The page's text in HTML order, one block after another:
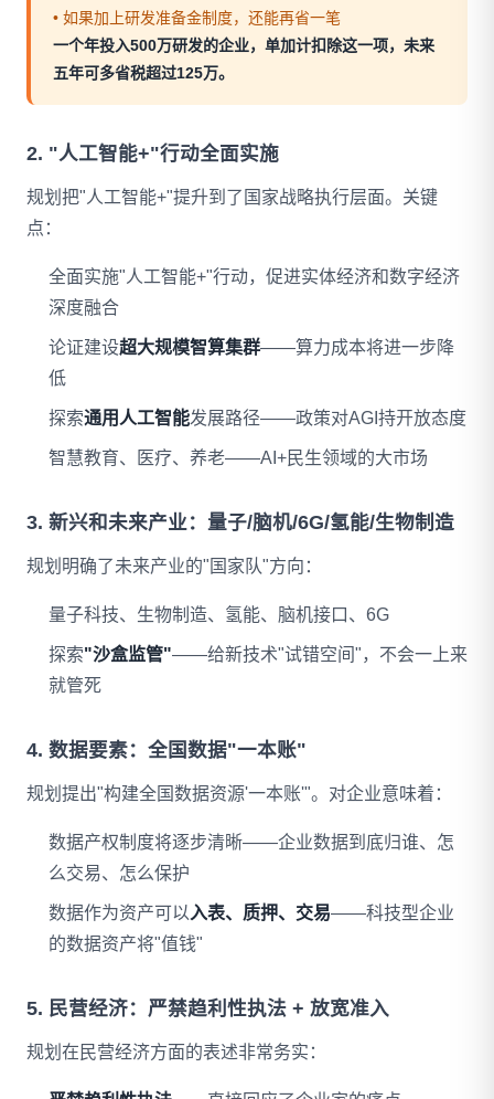
• 如果加上研发准备金制度，还能再省一笔
一个年投入500万研发的企业，单加计扣除这一项，未来
五年可多省税超过125万。
2. "人工智能+"行动全面实施
规划把"人工智能+"提升到了国家战略执行层面。关键
点：
全面实施"人工智能+"行动，促进实体经济和数字经济
深度融合
论证建设超大规模智算集群——算力成本将进一步降
低
探索通用人工智能发展路径——政策对AGI持开放态度
智慧教育、医疗、养老——AI+民生领域的大市场
3. 新兴和未来产业：量子/脑机/6G/氢能/生物制造
规划明确了未来产业的"国家队"方向：
量子科技、生物制造、氢能、脑机接口、6G
探索"沙盒监管"——给新技术"试错空间"，不会一上来
就管死
4. 数据要素：全国数据"一本账"
规划提出"构建全国数据资源'一本账'"。对企业意味着：
数据产权制度将逐步清晰——企业数据到底归谁、怎
么交易、怎么保护
数据作为资产可以 入表、质押、交易——科技型企业
的数据资产将"值钱"
5. 民营经济：严禁趋利性执法 + 放宽准入
规划在民营经济方面的表述非常务实：